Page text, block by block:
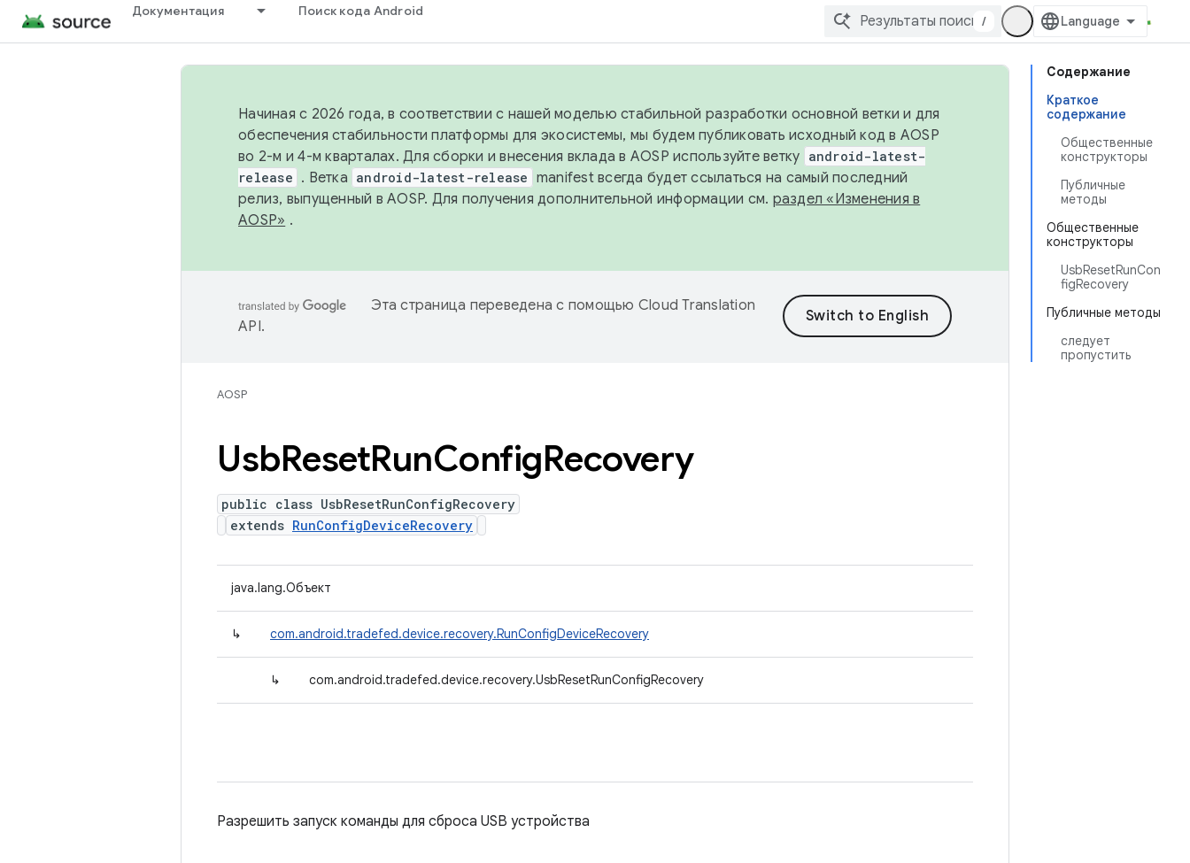
Документация Поиск кода Android
/
Содержание
Краткое
содержание
Общественные
конструкторы
Публичные
методы
Общественные
конструкторы
UsbResetRunCon
figRecovery
Публичные методы
следует
пропустить
Начиная с 2026 года, в соответствии с нашей моделью стабильной разработки основной ветки и для
обеспечения стабильности платформы для экосистемы, мы будем публиковать исходный код в AOSP
во 2-м и 4-м кварталах. Для сборки и внесения вклада в AOSP используйте ветку android-latest-
release . Ветка android-latest-release manifest всегда будет ссылаться на самый последний
релиз, выпущенный в AOSP. Для получения дополнительной информации см. раздел «Изменения в
AOSP» .
Эта страница переведена с помощью Cloud Translation
API.
AOSP
UsbResetRunConfigRecovery
public class UsbResetRunConfigRecovery
extends RunConfigDeviceRecovery
java.lang.Объект
↳ com.android.tradefed.device.recovery.RunConfigDeviceRecovery
↳ com.android.tradefed.device.recovery.UsbResetRunConfigRecovery
Разрешить запуск команды для сброса USB устройства